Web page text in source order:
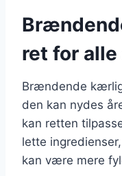
ret for
Brændende
den kan nydes
kan retten
lette
kan være mere